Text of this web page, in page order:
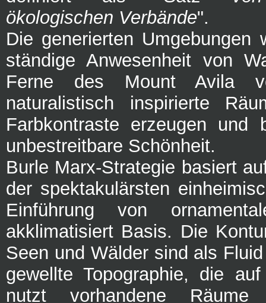
ökologischen Verbände".
Die generierten Umgebungen
ständige Anwesenheit von
Ferne des Mount Avila
naturalistisch inspirierte
Farbkontraste erzeugen und
unbestreitbare Schönheit.
Burle Marx-Strategie basiert
der spektakulärsten
Einführung von
akklimatisiert Basis. Die
Seen und Wälder sind als
gewellte Topographie, die
nutzt vorhandene